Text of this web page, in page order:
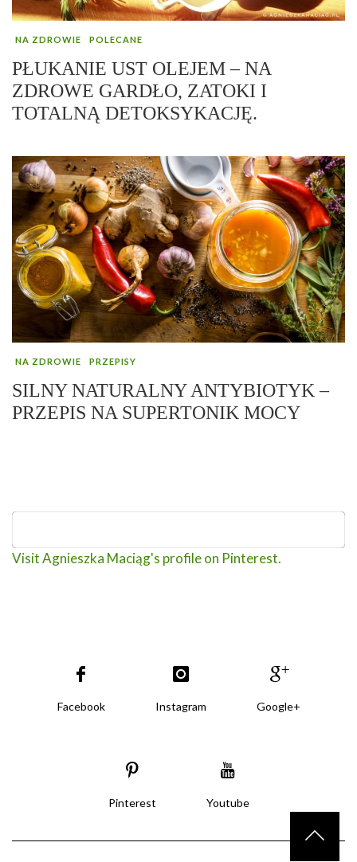
NA ZDROWIE POLECANE
PŁUKANIE UST OLEJEM – NA
ZDROWE GARDŁO, ZATOKI I
TOTALNĄ DETOKSYKACJĘ.
NA ZDROWIE PRZEPISY
SILNY NATURALNY ANTYBIOTYK –
PRZEPIS NA SUPERTONIK MOCY
Visit Agnieszka Maciąg's profile on Pinterest.
Facebook Instagram Google+
Pinterest Youtube